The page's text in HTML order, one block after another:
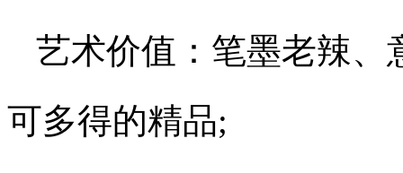
艺术价值：笔墨老辣、
可多得的精品;